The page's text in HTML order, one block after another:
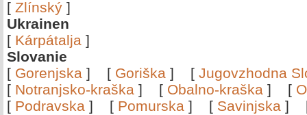
[ Zlínský ]
Ukrainen
[ Kárpátalja ]
Slovanie
[ Gorenjska ] [ Goriška ] [ Jugovzhodna
[ Notranjsko-kraška ] [ Obalno-kraška ] [
[ Podravska ] [ Pomurska ] [ Savinjska ]